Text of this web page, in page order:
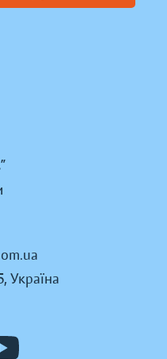
Україна